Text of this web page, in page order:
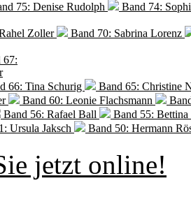
75: Denise Rudolph
Band 74:
Zoller
Band 70: Sabrina Lorenz
67:
66: Tina Schurig
Band 65: Christine
Band 60: Leonie Flachsmann
Band 56: Rafael Ball
Band 55:
Ursula Jaksch Band 50: Hermann
jetzt online!